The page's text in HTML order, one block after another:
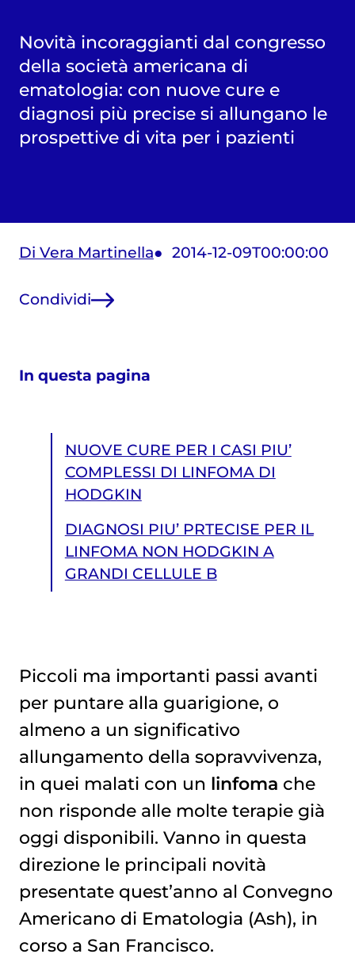
Novità incoraggianti dal congresso
della società americana di
ematologia: con nuove cure e
diagnosi più precise si allungano le
prospettive di vita per i pazienti
Di Vera Martinella 2014-12-09T00:00:00
Condividi
In questa pagina
NUOVE CURE PER I CASI PIU’
COMPLESSI DI LINFOMA DI
HODGKIN
DIAGNOSI PIU’ PRTECISE PER IL
LINFOMA NON HODGKIN A
GRANDI CELLULE B
Piccoli ma importanti passi avanti
per puntare alla guarigione, o
almeno a un significativo
allungamento della sopravvivenza,
in quei malati con un linfoma che
non risponde alle molte terapie già
oggi disponibili. Vanno in questa
direzione le principali novità
presentate quest’anno al Convegno
Americano di Ematologia (Ash), in
corso a San Francisco.